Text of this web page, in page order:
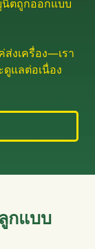
ตถูกออกแบบ
ส่งเครื่อง—เรา
แลต่อเนื่อง
กแบบ